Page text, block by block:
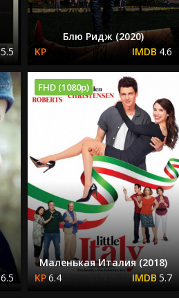
5.5
Блю Ридж (2020)
4.6
6.5
FHD (1080p)
Маленькая Италия (2018)
6.4
5.7